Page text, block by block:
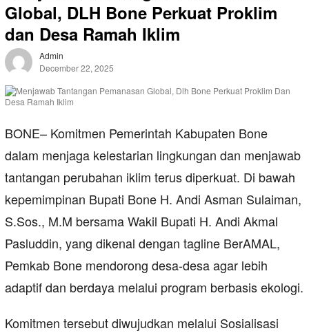
Global, DLH Bone Perkuat Proklim
dan Desa Ramah Iklim
Admin
December 22, 2025
BONE– Komitmen Pemerintah Kabupaten Bone
dalam menjaga kelestarian lingkungan dan menjawab
tantangan perubahan iklim terus diperkuat. Di bawah
kepemimpinan Bupati Bone H. Andi Asman Sulaiman,
S.Sos., M.M bersama Wakil Bupati H. Andi Akmal
Pasluddin, yang dikenal dengan tagline BerAMAL,
Pemkab Bone mendorong desa-desa agar lebih
adaptif dan berdaya melalui program berbasis ekologi.
Komitmen tersebut diwujudkan melalui Sosialisasi